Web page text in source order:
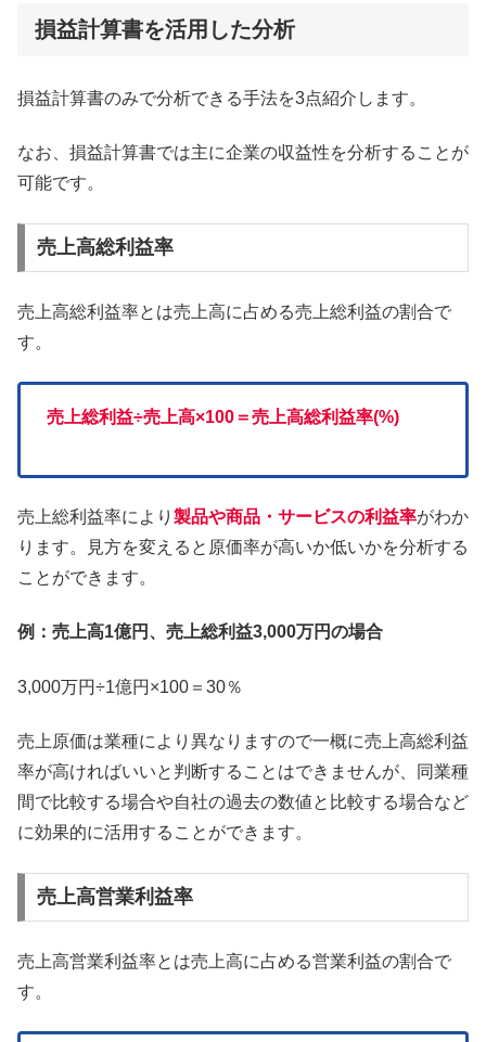
損益計算書を活用した分析
損益計算書のみで分析できる手法を3点紹介します。
なお、損益計算書では主に企業の収益性を分析することが
可能です。
売上高総利益率
売上高総利益率とは売上高に占める売上総利益の割合で
す。
売上総利益÷売上高×100＝売上高総利益率(%)
売上総利益率により 製品や商品・サービスの利益率がわか
ります。見方を変えると原価率が高いか低いかを分析する
ことができます。
例：売上高1億円、売上総利益3,000万円の場合
3,000万円÷1億円×100＝30％
売上原価は業種により異なりますので一概に売上高総利益
率が高ければいいと判断することはできませんが、同業種
間で比較する場合や自社の過去の数値と比較する場合など
に効果的に活用することができます。
売上高営業利益率
売上高営業利益率とは売上高に占める営業利益の割合で
す。